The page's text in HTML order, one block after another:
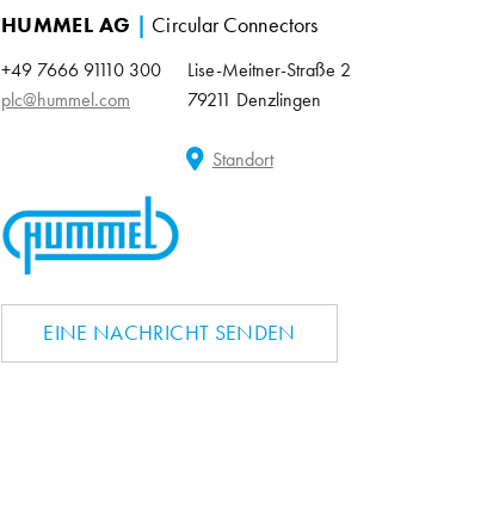
HUMMEL AG | Circular Connectors
+49 7666 91110 300
plc@hummel.com
Lise-Meitner-Straße 2
79211 Denzlingen
Standort
EINE NACHRICHT SENDEN